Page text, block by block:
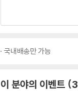
국내배송만 가능
이 분야의 이벤트 3